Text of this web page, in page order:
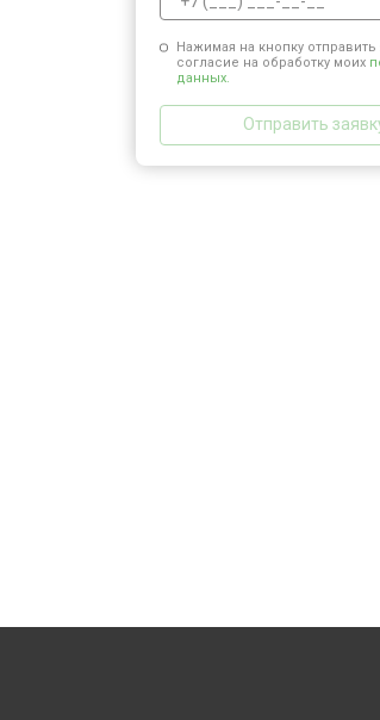
Нажимая на кнопку
согласие на обработку моих
данных.
Отправить